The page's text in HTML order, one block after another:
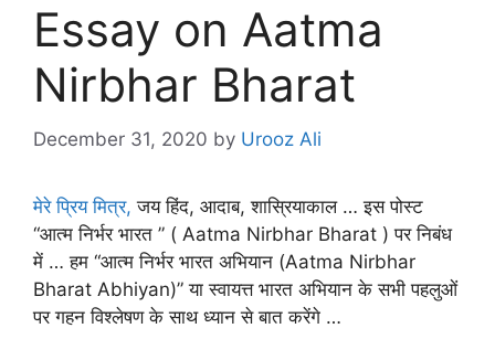
Essay on Aatma
Nirbhar Bharat
December 31, 2020 by Urooz Ali
मेरे प्रिय मित्र, जय हिंद, आदाब, शास्रियाकाल … इस पोस्ट
“आत्म निर्भर भारत ” ( Aatma Nirbhar Bharat ) पर निबंध
में … हम “आत्म निर्भर भारत अभियान (Aatma Nirbhar
Bharat Abhiyan)” या स्वायत्त भारत अभियान के सभी पहलुओं
पर गहन विश्लेषण के साथ ध्यान से बात करेंगे …